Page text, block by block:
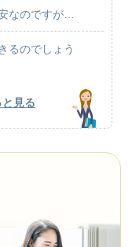
なのですが…
るのでしょう
見る